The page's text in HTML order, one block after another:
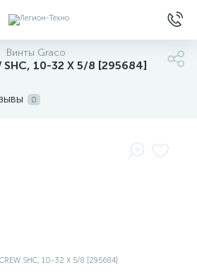
Винты Graco
SHC, 10-32 X 5/8 [295684]
0